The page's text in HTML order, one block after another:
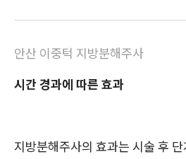
안산 이중턱 지방분해주사
시간 경과에 따른 효과
지방분해주사의 효과는 시술 후